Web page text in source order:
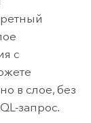
с
в слое, без
запрос.